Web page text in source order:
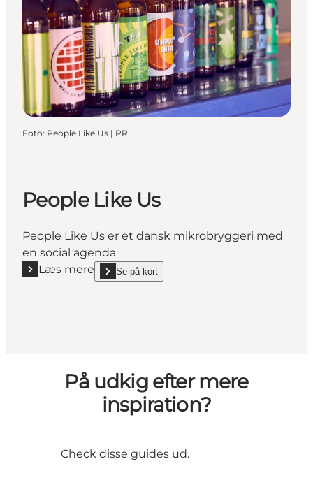
Foto: People Like Us | PR
People Like Us
People Like Us er et dansk mikrobryggeri med
en social agenda
Læs mere
Læs mere "People Like Us"
Se på kort
show People Like Us on_map
På udkig efter mere
inspiration?
Check disse guides ud.